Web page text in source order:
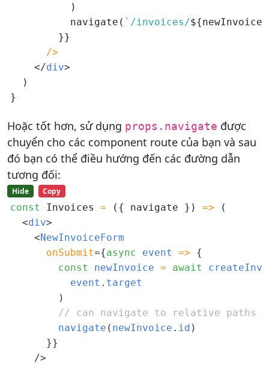
          )
          navigate(
`/invoices/
        }}
/>
</div>
  )
Hoặc tốt hơn, sử dụng props.navigate được
chuyển cho các component route của bạn và sau
đó bạn có thể điều hướng đến các đường dẫn
tương đối:
Hide Copy
const Invoices = ({ navigate }) => (
<div>
<NewInvoiceForm
onSubmit={async event =>
{
const
newInvoice = await
          event
. target
)
// can navigate to relative paths
        navigate
( newInvoice . id )
}}
/>